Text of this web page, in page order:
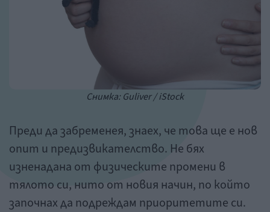
Снимка: Guliver / iStock
Преди да забременея, знаех, че това ще е нов
опит и предизвикателство. Не бях
изненадана от физическите промени в
тялото си, нито от новия начин, по който
започнах да подреждам приоритетите си.